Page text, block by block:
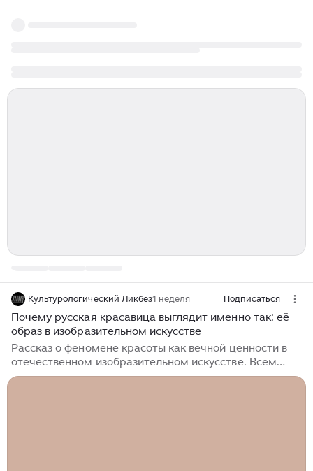
Культурологический Ликбез1 неделя Подписаться
Почему русская красавица выглядит именно так: её
образ в изобразительном искусстве
Рассказ о феномене красоты как вечной ценности в
отечественном изобразительном искусстве. Всем
привет! На связи Культурологический Ликбез. В